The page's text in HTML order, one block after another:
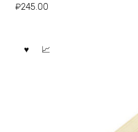
₽245.00